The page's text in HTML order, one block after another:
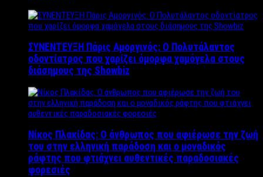
ΣΥΝΕΝΤΕΥΞΗ Πάρις Αμοργινός: O Πολυτάλαντος
οδοντίατρος που χαρίζει όμορφα χαμόγελα στους
διάσημους της Showbiz
Νίκος Πλακίδας: O άνθρωπος που αφιέρωσε την ζωή
του στην ελληνική παράδοση και ο μοναδικός
ράφτης που φτιάχνει αυθεντικές παραδοσιακές
φορεσιές